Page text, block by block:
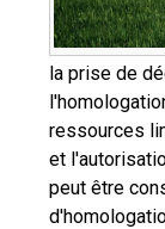
la prise de
ressources
et
peut être